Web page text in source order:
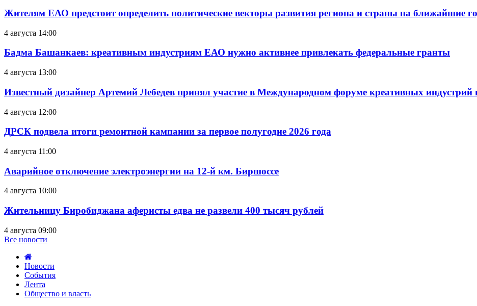
Жителям ЕАО предстоит определить политические векторы развития региона и страны на ближайшие
4 августа 14:00
Бадма Башанкаев: креативным индустриям ЕАО нужно активнее привлекать федеральные гранты
4 августа 13:00
Известный дизайнер Артемий Лебедев принял участие в Международном форуме креативных
4 августа 12:00
ДРСК подвела итоги ремонтной кампании за первое полугодие 2026 года
4 августа 11:00
Аварийное отключение электроэнергии на 12-й км. Биршоссе
4 августа 10:00
Жительницу Биробиджана аферисты едва не развели 400 тысяч рублей
4 августа 09:00
Все новости
Новости
События
Лента
Общество и власть